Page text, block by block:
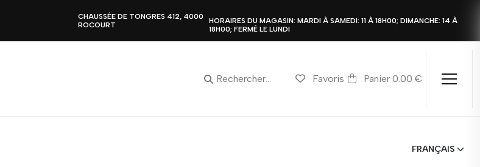
CHAUSSÉE DE TONGRES 412, 4000
ROCOURT
HORAIRES DU MAGASIN: MARDI À SAMEDI: 11 À 18H00; DIMANCHE: 14 À
18H00; FERMÉ LE LUNDI
Favoris Panier 0.00 €